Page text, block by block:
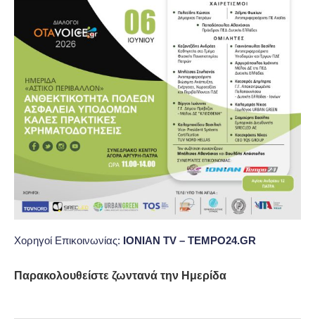
Χορηγοί Επικοινωνίας: IONIAN TV – TEMPO24.GR
Παρακολουθείστε ζωντανά την Ημερίδα